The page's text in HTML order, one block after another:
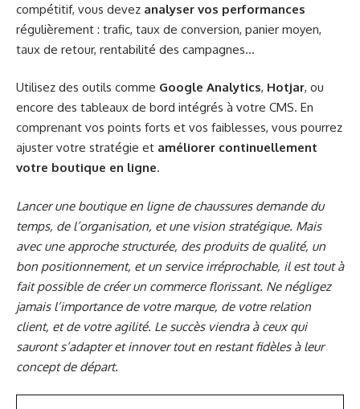
compétitif, vous devez analyser vos performances
régulièrement : trafic, taux de conversion, panier moyen,
taux de retour, rentabilité des campagnes…
Utilisez des outils comme Google Analytics, Hotjar, ou
encore des tableaux de bord intégrés à votre CMS. En
comprenant vos points forts et vos faiblesses, vous pourrez
ajuster votre stratégie et améliorer continuellement
votre boutique en ligne.
Lancer une boutique en ligne de chaussures demande du
temps, de l’organisation, et une vision stratégique. Mais
avec une approche structurée, des produits de qualité, un
bon positionnement, et un service irréprochable, il est tout à
fait possible de créer un commerce florissant. Ne négligez
jamais l’importance de votre marque, de votre relation
client, et de votre agilité. Le succès viendra à ceux qui
sauront s’adapter et innover tout en restant fidèles à leur
concept de départ.